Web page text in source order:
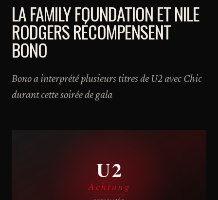
LA FAMILY FOUNDATION ET NILE
RODGERS RÉCOMPENSENT
BONO
Bono a interprété plusieurs titres de U2 avec Chic
durant cette soirée de gala